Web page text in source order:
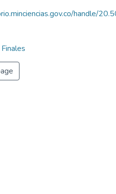
handle/